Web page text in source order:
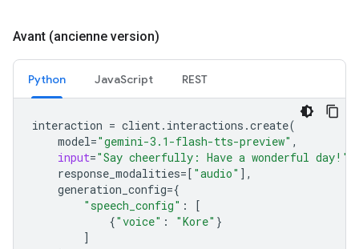
Avant (ancienne version)
Python JavaScript REST
interaction = client. interactions .create(
model="gemini-3.1-flash-tts-preview" ,
input="Say cheerfully: Have a wonderful day!"
response_modalities=[ "audio" ],
generation_config={
"speech_config" :
[
{"voice" : "Kore" }
]